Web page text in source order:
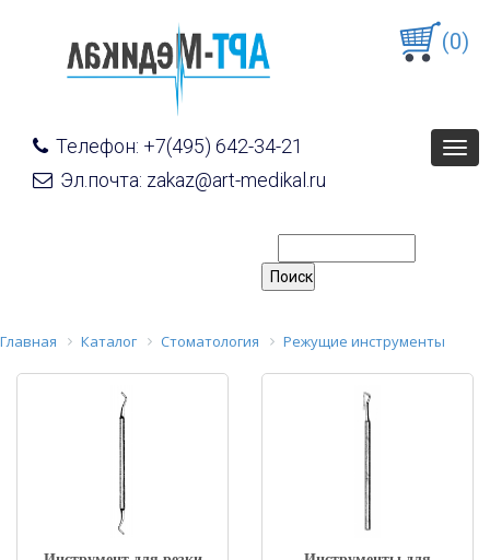
Телефон: +7(495) 642-34-21
Эл.почта: zakaz@art-medikal.ru
(0)
Главная Каталог Стоматология Режущие инструменты